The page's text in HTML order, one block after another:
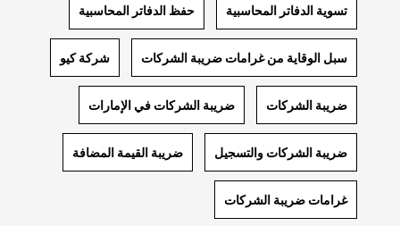
تسوية الدفاتر المحاسبية حفظ الدفاتر المحاسبية
سبل الوقاية من غرامات ضريبة الشركات شركة كيو
ضريبة الشركات ضريبة الشركات في الإمارات
ضريبة الشركات والتسجيل ضريبة القيمة المضافة
غرامات ضريبة الشركات